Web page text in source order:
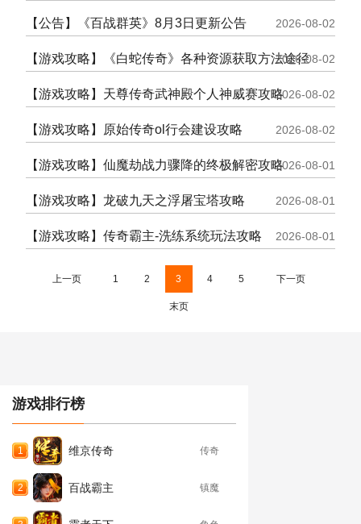
【公告】《百战群英》8月3日更新公告 2026-08-02
【游戏攻略】《白蛇传奇》各种资源获取方法途径
2026-08-02
【游戏攻略】天尊传奇武神殿个人神威赛攻略2026-08-02
【游戏攻略】原始传奇ol行会建设攻略 2026-08-02
【游戏攻略】仙魔劫战力骤降的终极解密攻略2026-08-01
【游戏攻略】龙破九天之浮屠宝塔攻略 2026-08-01
【游戏攻略】传奇霸主-洗练系统玩法攻略 2026-08-01
上一页 1 2 3 4 5 下一页
末页